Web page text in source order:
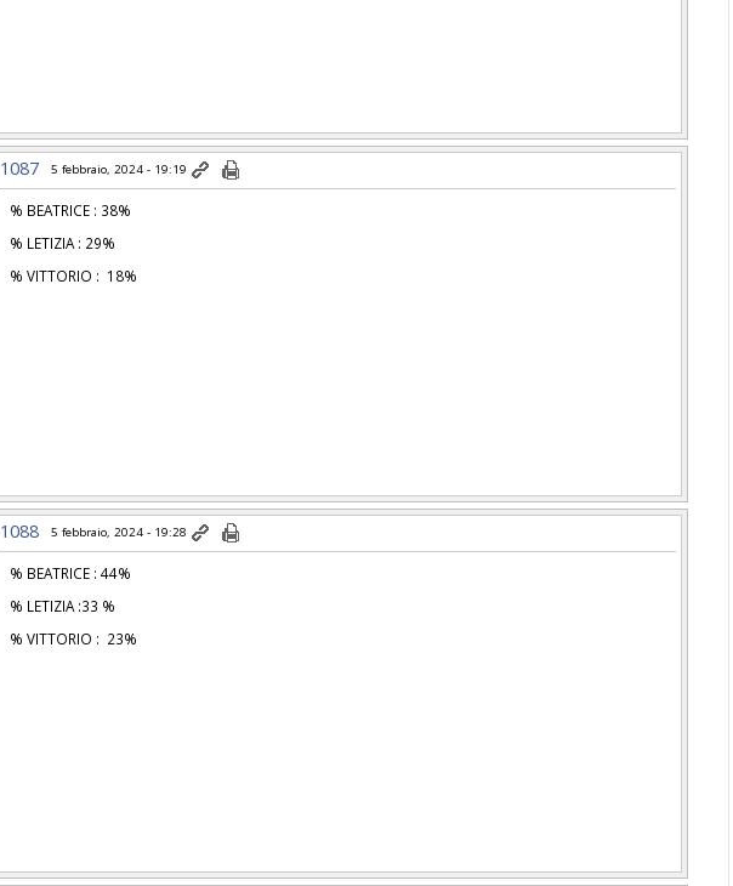
1087 5 febbraio, 2024 - 19:19
% BEATRICE : 38%
% LETIZIA : 29%
% VITTORIO : 18%
1088 5 febbraio, 2024 - 19:28
% BEATRICE : 44%
% LETIZIA :33 %
% VITTORIO : 23%